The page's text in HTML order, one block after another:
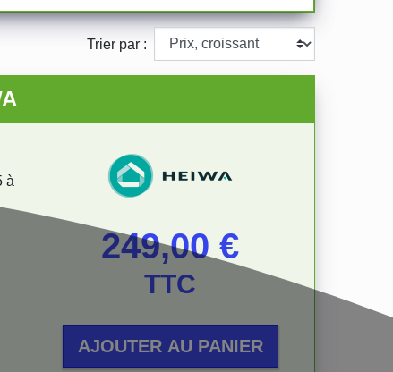
Trier par :
à
249,00 €
TTC
AJOUTER AU PANIER